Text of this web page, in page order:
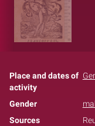
Place and dates of
activity
Gender
Sources